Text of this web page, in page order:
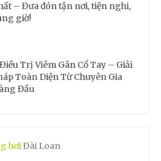
– Đưa đón tận nơi, tiện nghi,
giờ!
Điều Trị Viêm Gân Cổ Tay – Giải
Toàn Diện Từ Chuyên Gia
Đầu
hơiĐài Loan